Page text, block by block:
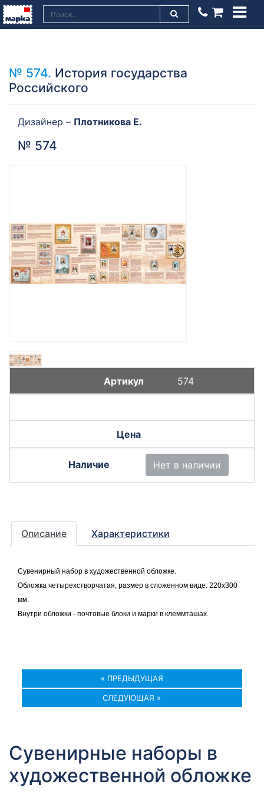
№ 574. История государства
Российского
Дизайнер – Плотникова Е.
№ 574
574
Нет в наличии
Описание Характеристики
Сувенирный набор в художественной обложке.
Обложка четырехстворчатая, размер в сложенном виде: 220х300
мм.
Внутри обложки - почтовые блоки и марки в клеммташах.
« ПРЕДЫДУЩАЯ
СЛЕДУЮЩАЯ »
Сувенирные наборы в
художественной обложке